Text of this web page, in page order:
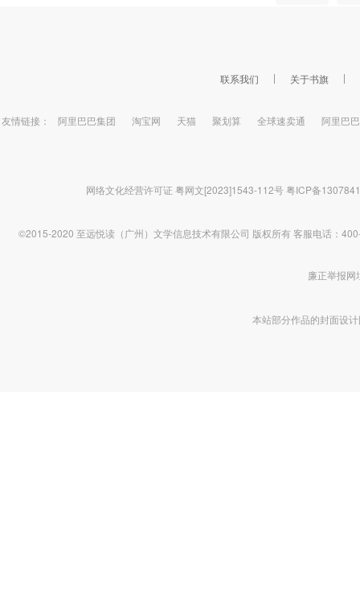
联系我们 关于书旗
友情链接： 阿里巴巴集团 淘宝网 天猫 聚划算 全球速卖通 阿里巴
网络文化经营许可证 粤网文[2023]1543-112号粤ICP备
©2015-2020 至远悦读（广州）文学信息技术有限公司 版权所有 客服电话：
廉正举报
本站部分作品的封面设